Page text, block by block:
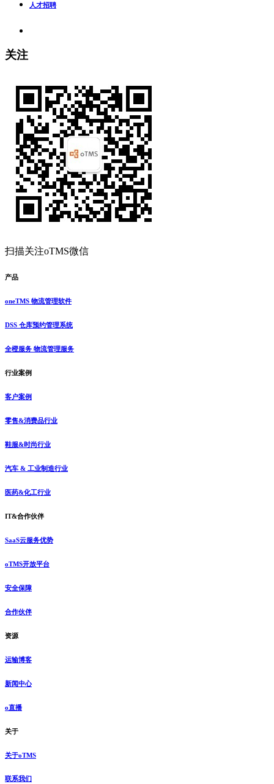
人才招聘
关注
扫描关注oTMS微信
产品
oneTMS 物流管理软件
DSS 仓库预约管理系统
全橙服务 物流管理服务
行业案例
客户案例
零售&消费品行业
鞋服&时尚行业
汽车 & 工业制造行业
医药&化工行业
IT&合作伙伴
SaaS云服务优势
oTMS开放平台
安全保障
合作伙伴
资源
运输博客
新闻中心
o直播
关于
关于oTMS
联系我们